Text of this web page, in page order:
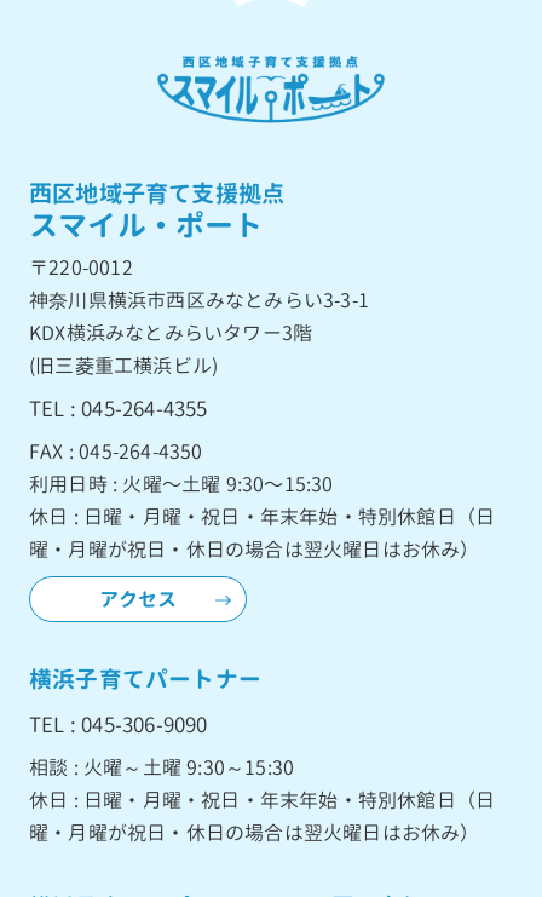
西区地域子育て支援拠点
スマイル・ポート
〒220-0012
神奈川県横浜市西区みなとみらい3-3-1
KDX横浜みなとみらいタワー3階
(旧三菱重工横浜ビル)
TEL : 045-264-4355
FAX : 045-264-4350
利用日時 : 火曜〜土曜 9:30〜15:30
休日 : 日曜・月曜・祝日・年末年始・特別休館日（日
曜・月曜が祝日・休日の場合は翌火曜日はお休み）
アクセス
横浜子育てパートナー
TEL : 045-306-9090
相談 : 火曜～土曜 9:30～15:30
休日 : 日曜・月曜・祝日・年末年始・特別休館日（日
曜・月曜が祝日・休日の場合は翌火曜日はお休み）